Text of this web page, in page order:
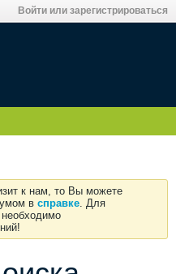
Войти или зарегистрироваться
к нам, то Вы можете
в справке. Для